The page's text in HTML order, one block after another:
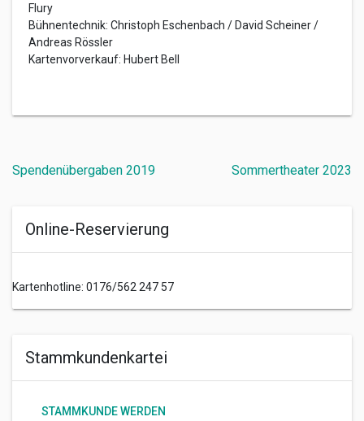
Flury
Bühnentechnik: Christoph Eschenbach / David Scheiner /
Andreas Rössler
Kartenvorverkauf: Hubert Bell
Beitragsnavigation
Spendenübergaben 2019 Sommertheater 2023
Online-Reservierung
Kartenhotline: 0176/562 247 57
Stammkundenkartei
STAMMKUNDE WERDEN